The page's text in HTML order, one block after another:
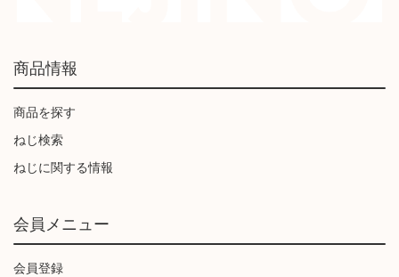
商品情報
商品を探す
ねじ検索
ねじに関する情報
会員メニュー
会員登録